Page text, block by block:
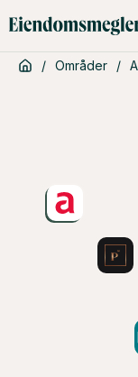
/ Områder /